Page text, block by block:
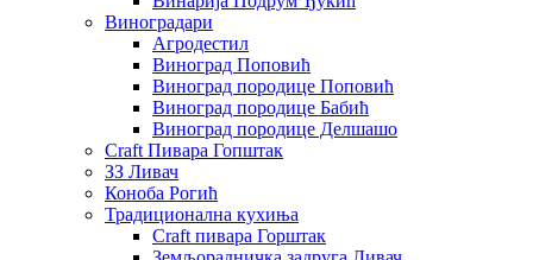
Виноградари
Агродестил
Виноград Поповић
Виноград породице Поповић
Виноград породице Бабић
Виноград породице Делшашо
Craft Пивара Гопштак
ЗЗ Ливач
Коноба Рогић
Традиционална кухиња
Craft пивара Горштак